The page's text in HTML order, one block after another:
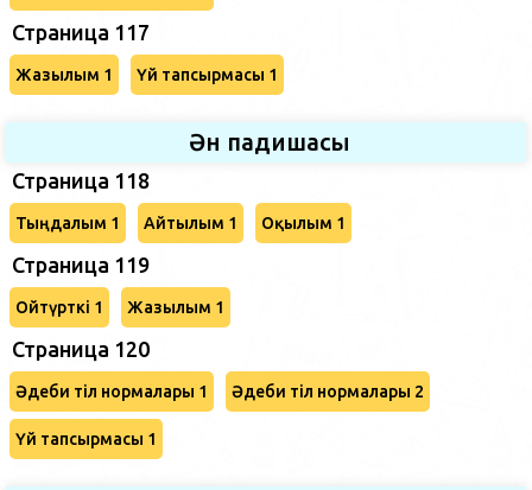
Страница 117
Жазылым 1 Үй тапсырмасы 1
Ән падишасы
Страница 118
Тыңдалым 1 Айтылым 1 Оқылым 1
Страница 119
Ойтүрткі 1 Жазылым 1
Страница 120
Әдеби тіл нормалары 1 Әдеби тіл нормалары 2
Үй тапсырмасы 1